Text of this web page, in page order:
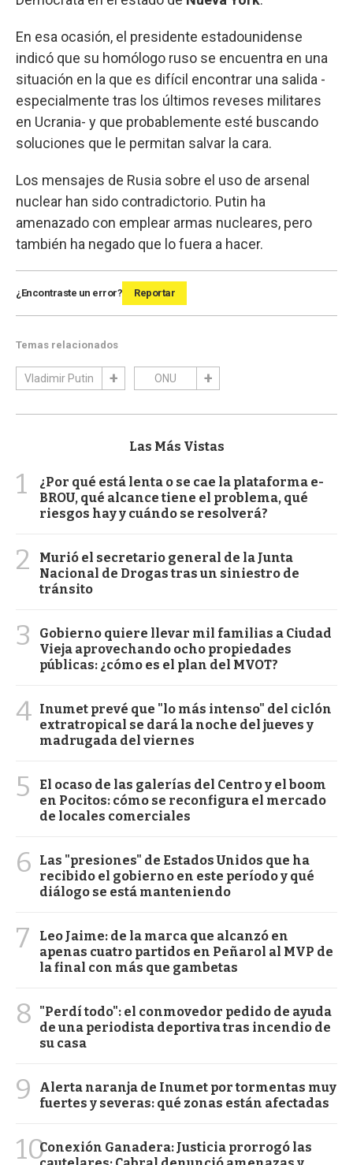
En esa ocasión, el presidente estadounidense
indicó que su homólogo ruso se encuentra en una
situación en la que es difícil encontrar una salida -
especialmente tras los últimos reveses militares
en Ucrania- y que probablemente esté buscando
soluciones que le permitan salvar la cara.
Los mensajes de Rusia sobre el uso de arsenal
nuclear han sido contradictorio. Putin ha
amenazado con emplear armas nucleares, pero
también ha negado que lo fuera a hacer.
¿Encontraste un error? Reportar
Temas relacionados
Vladimir Putin ONU
Las Más Vistas
1
¿Por qué está lenta o se cae la plataforma e-
BROU, qué alcance tiene el problema, qué
riesgos hay y cuándo se resolverá?
2
Murió el secretario general de la Junta
Nacional de Drogas tras un siniestro de
tránsito
3
Gobierno quiere llevar mil familias a Ciudad
Vieja aprovechando ocho propiedades
públicas: ¿cómo es el plan del MVOT?
4 Inumet prevé que "lo más intenso" del ciclón
extratropical se dará la noche del jueves y
madrugada del viernes
5
El ocaso de las galerías del Centro y el boom
en Pocitos: cómo se reconfigura el mercado
de locales comerciales
6
Las "presiones" de Estados Unidos que ha
recibido el gobierno en este período y qué
diálogo se está manteniendo
7
Leo Jaime: de la marca que alcanzó en
apenas cuatro partidos en Peñarol al MVP de
la final con más que gambetas
8
"Perdí todo": el conmovedor pedido de ayuda
de una periodista deportiva tras incendio de
su casa
9
Alerta naranja de Inumet por tormentas muy
fuertes y severas: qué zonas están afectadas
10Conexión Ganadera: Justicia prorrogó las